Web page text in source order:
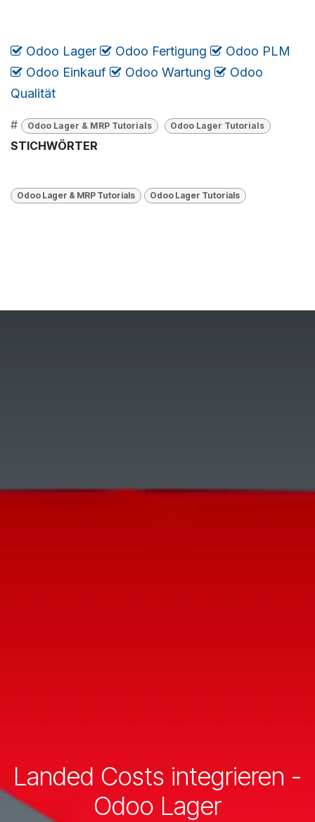
Odoo Lager Odoo Fertigung Odoo PLM
Odoo Einkauf
Odoo Wartung
Odoo
Qualität
# Odoo Lager & MRP Tutorials Odoo Lager Tutorials
STICHWÖRTER
Odoo Lager & MRP Tutorials Odoo Lager Tutorials
Landed Costs integrieren -
Odoo Lager